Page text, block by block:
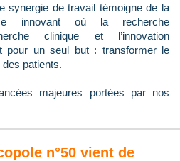
synergie de travail témoigne de la
innovant où la recherche
clinique et l’innovation
pour un seul but : transformer le
patients.
majeures portées par nos
n°50 vient de